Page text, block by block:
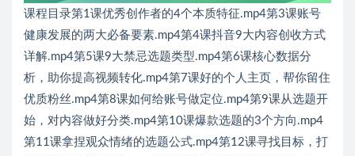
课程目录第1课优秀创作者的4个本质特征.mp4第3课账号
健康发展的两大必备要素.mp4第4课抖音9大内容创收方式
详解.mp4第5课9大禁忌选题类型.mp4第6课核心数据分
析，助你提高视频转化.mp4第7课好的个人主页，帮你留住
优质粉丝.mp4第8课如何给账号做定位.mp4第9课从选题开
始，对内容做好分类.mp4第10课爆款选题的3个方向.mp4
第11课拿捏观众情绪的选题公式.mp4第12课寻找目标，打